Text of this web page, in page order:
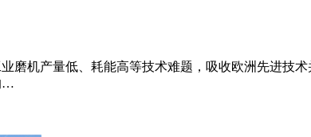
磨机产量低、耗能高等技术难题，吸收欧洲先进技
…